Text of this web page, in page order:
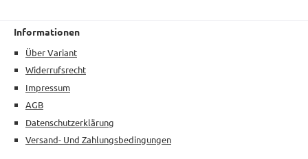
Informationen
Über Variant
Widerrufsrecht
Impressum
AGB
Datenschutzerklärung
Versand- Und Zahlungsbedingungen